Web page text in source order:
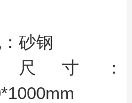
： 砂钢
尺寸：